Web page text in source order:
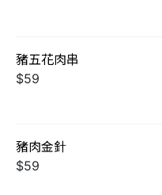
豬五花肉串
$59
豬肉金針
$59